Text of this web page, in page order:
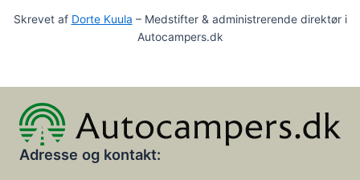
Skrevet af Dorte Kuula – Medstifter & administrerende direktør i
Autocampers.dk
Adresse og kontakt: